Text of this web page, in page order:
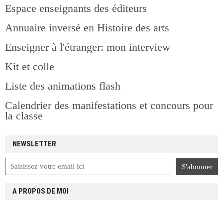
NEWSLETTER
Espace enseignants des éditeurs
Annuaire inversé en Histoire des arts
Enseigner à l'étranger: mon interview
Kit et colle
Liste des animations flash
Calendrier des manifestations et concours pour
la classe
A PROPOS DE MOI